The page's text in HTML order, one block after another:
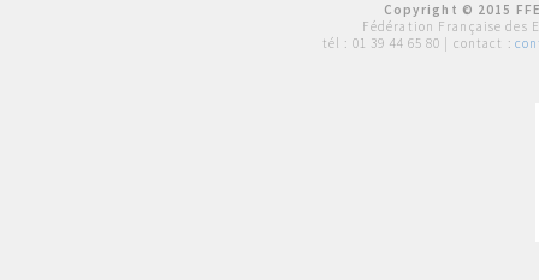
Copyright © 2015
Fédération Française des
tél : 01 39 44 65 80 | contact :